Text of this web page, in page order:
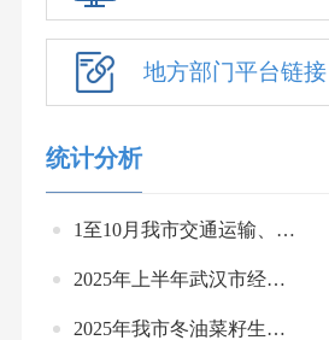
地方部门平台链接
统计分析
1至10月我市交通运输、仓储和邮政业运行情况分析
2025年上半年武汉市经济运行情况
2025年我市冬油菜籽生产情况调查报告